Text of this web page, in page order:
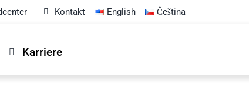
Kontakt English Čeština
Karriere